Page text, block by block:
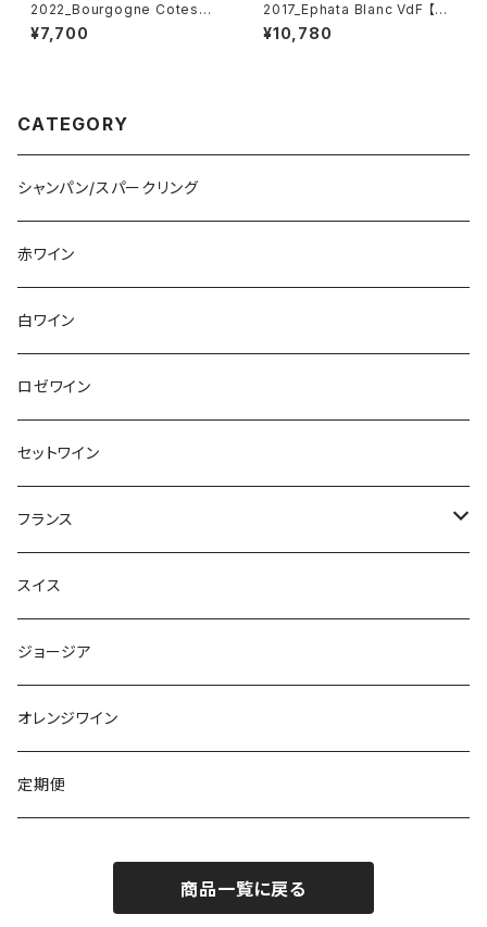
2022_Bourgogne Cotes
d'Auxerre Pinot Noir 【FRAN
COIS de NICOLAY】750ml
¥7,700
2017_Ephata Blanc VdF 【Te
rre de L'elu】750ml
¥10,780
CATEGORY
シャンパン/スパークリング
赤ワイン
白ワイン
ロゼワイン
セットワイン
フランス
シャンパーニュ
ブルゴーニュ
ボルドー
アルザス
スイス
ジョージア
オレンジワイン
定期便
商品一覧に戻る